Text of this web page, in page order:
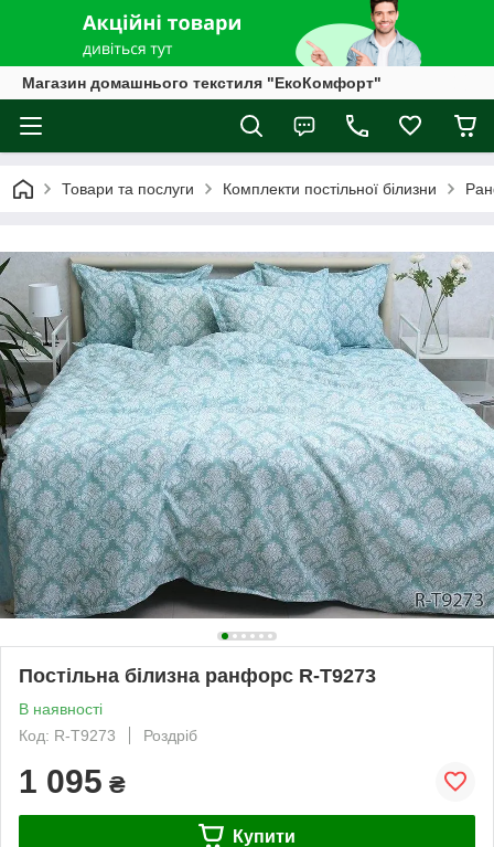
Магазин домашнього текстиля "ЕкоКомфорт"
Товари та послуги Комплекти постільної білизни
Постільна білизна ранфорс R-T9273
В наявності
Код: R-T9273
Роздріб
1 095 ₴
Купити